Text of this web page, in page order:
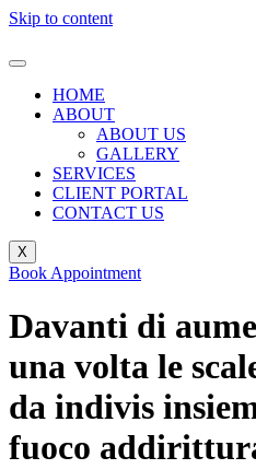
Skip to content
HOME
ABOUT
ABOUT US
GALLERY
SERVICES
CLIENT PORTAL
CONTACT US
X
Book Appointment
Davanti di
una volta le
da indivis
fuoco